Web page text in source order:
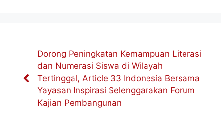
Dorong Peningkatan Kemampuan Literasi
dan Numerasi Siswa di Wilayah
Tertinggal, Article 33 Indonesia Bersama
Yayasan Inspirasi Selenggarakan Forum
Kajian Pembangunan